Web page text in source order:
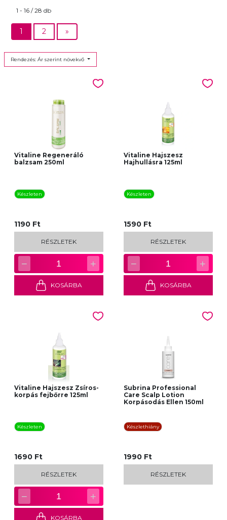
1 - 16 / 28 db
1 2 »
Rendezés: Ár szerint növekvő
Vitaline Regeneráló
balzsam 250ml
Készleten
1190 Ft
RÉSZLETEK
− 1 +
KOSÁRBA
Vitaline Hajszesz
Hajhullásra 125ml
Készleten
1590 Ft
RÉSZLETEK
− 1 +
KOSÁRBA
Vitaline Hajszesz Zsíros-
korpás fejbőrre 125ml
Készleten
1690 Ft
RÉSZLETEK
− 1 +
KOSÁRBA
Subrina Professional
Care Scalp Lotion
Korpásodás Ellen 150ml
Készlethiány
1990 Ft
RÉSZLETEK